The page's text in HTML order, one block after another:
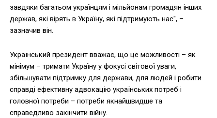
завдяки багатьом українцям і мільйонам громадян інших
держав, які вірять в Україну, які підтримують нас", –
зазначив він.
Український президент вважає, що це можливості – як
мінімум – тримати Україну у фокусі світової уваги,
збільшувати підтримку для держави, для людей і робити
справді ефективну адвокацію українських потреб і
головної потреби – потреби якнайшвидше та
справедливо закінчити війну.